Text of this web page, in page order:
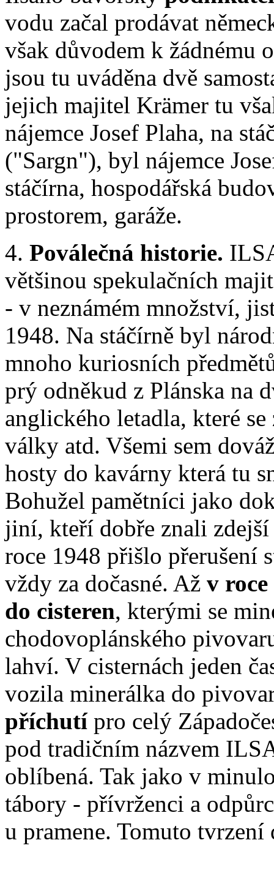
vodu začal prodávat
však důvodem k žádnému
jsou tu uváděna dvě
jejich majitel Krämer tu
nájemce Josef Plaha, na
("Sargn"), byl nájemce
stáčírna, hospodářská
prostorem, garáže.
4. Poválečná historie.
většinou spekulačních
- v neznámém množství,
1948. Na stáčírně byl
mnoho kuriosních
prý odněkud z Plánska na
anglického letadla, které
války atd. Všemi sem
hosty do kavárny která tu
Bohužel pamětníci jako
jiní, kteří dobře znali
roce 1948 přišlo přerušení
vždy za dočasné. Až v
do cisteren, kterými se
chodovoplánského
lahví. V cisternách jeden
vozila minerálka do
příchutí pro celý
pod tradičním názvem
oblíbená. Tak jako v
tábory - přívrženci a
u pramene. Tomuto